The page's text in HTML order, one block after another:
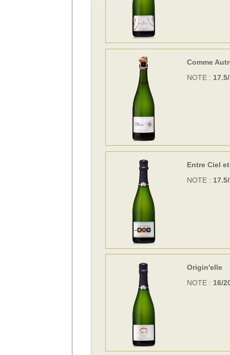
Comme
NOTE :
Entre Ciel
NOTE :
Origin'elle
NOTE : 16/